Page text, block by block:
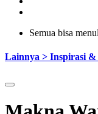
Semua bisa
Lainnya > Inspirasi &